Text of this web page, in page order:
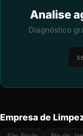
Analise
Diagnóstico
Empresa de